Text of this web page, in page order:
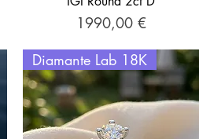
Prezzo
1990,00 €
Diamante Lab 18K